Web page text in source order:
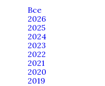
Все
2026
2025
2024
2023
2022
2021
2020
2019